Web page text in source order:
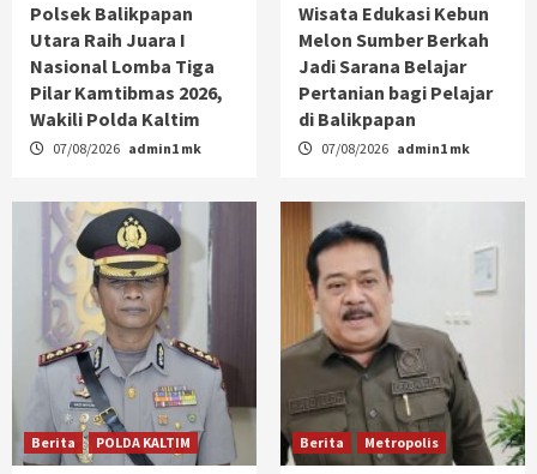
Polsek Balikpapan
Utara Raih Juara I
Nasional Lomba Tiga
Pilar Kamtibmas 2026,
Wakili Polda Kaltim
07/08/2026 admin1 mk
Wisata Edukasi Kebun
Melon Sumber Berkah
Jadi Sarana Belajar
Pertanian bagi Pelajar
di Balikpapan
07/08/2026 admin1 mk
Berita POLDA KALTIM Berita Metropolis